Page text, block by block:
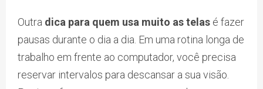
Outra dica para quem usa muito as telas é fazer
pausas durante o dia a dia. Em uma rotina longa de
trabalho em frente ao computador, você precisa
reservar intervalos para descansar a sua visão.